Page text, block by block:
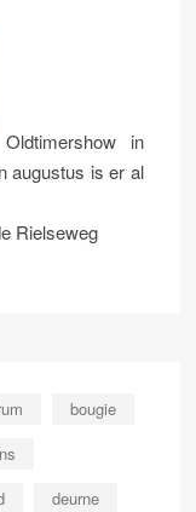
in
augustus is er al
Rielseweg
bougie
deurne